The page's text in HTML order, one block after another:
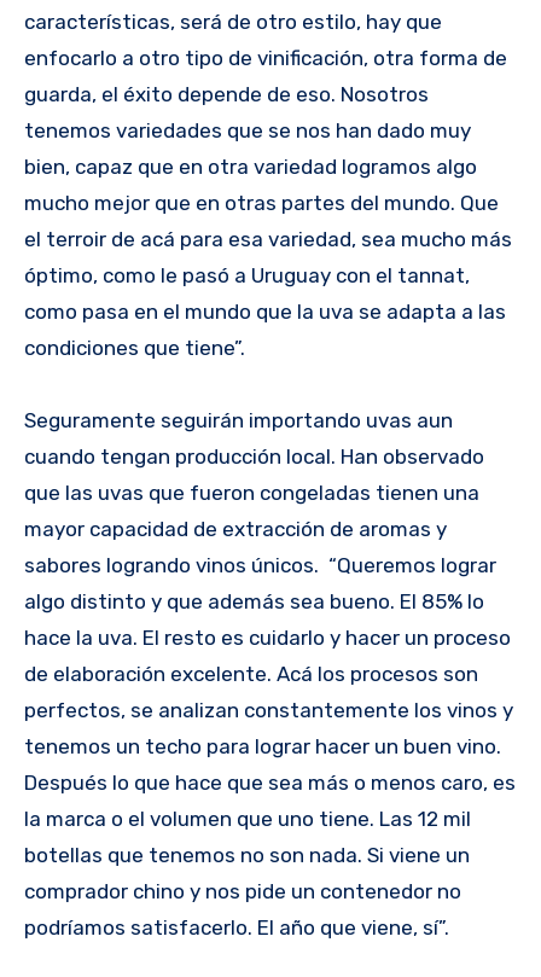
características, será de otro estilo, hay que
enfocarlo a otro tipo de vinificación, otra forma de
guarda, el éxito depende de eso. Nosotros
tenemos variedades que se nos han dado muy
bien, capaz que en otra variedad logramos algo
mucho mejor que en otras partes del mundo. Que
el terroir de acá para esa variedad, sea mucho más
óptimo, como le pasó a Uruguay con el tannat,
como pasa en el mundo que la uva se adapta a las
condiciones que tiene”.
Seguramente seguirán importando uvas aun
cuando tengan producción local. Han observado
que las uvas que fueron congeladas tienen una
mayor capacidad de extracción de aromas y
sabores logrando vinos únicos. “Queremos lograr
algo distinto y que además sea bueno. El 85% lo
hace la uva. El resto es cuidarlo y hacer un proceso
de elaboración excelente. Acá los procesos son
perfectos, se analizan constantemente los vinos y
tenemos un techo para lograr hacer un buen vino.
Después lo que hace que sea más o menos caro, es
la marca o el volumen que uno tiene. Las 12 mil
botellas que tenemos no son nada. Si viene un
comprador chino y nos pide un contenedor no
podríamos satisfacerlo. El año que viene, sí”.